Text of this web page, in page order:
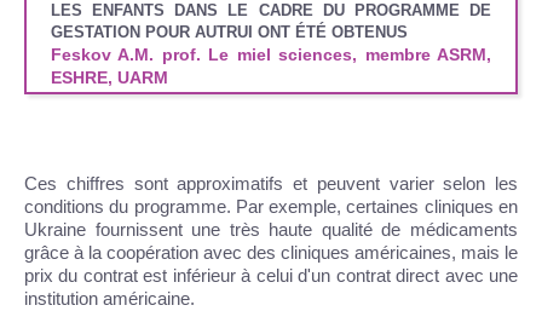
LES ENFANTS DANS LE CADRE DU PROGRAMME DE
GESTATION POUR AUTRUI ONT ÉTÉ OBTENUS
Feskov A.M. prof. Le miel sciences, membre ASRM,
ESHRE, UARM
Ces chiffres sont approximatifs et peuvent varier selon les
conditions du programme. Par exemple, certaines cliniques en
Ukraine fournissent une très haute qualité de médicaments
grâce à la coopération avec des cliniques américaines, mais le
prix du contrat est inférieur à celui d'un contrat direct avec une
institution américaine.